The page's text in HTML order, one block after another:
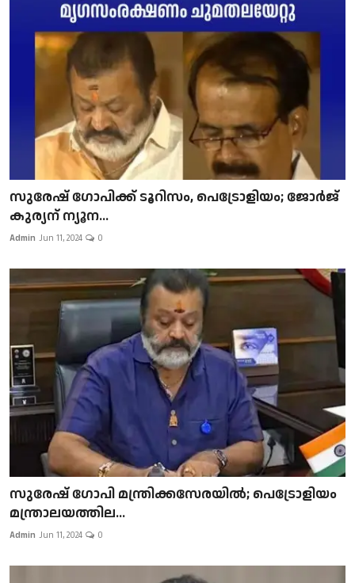
സുരേഷ് ഗോപിക്ക് ടൂറിസം, പെട്രോളിയം; ജോർജ്
കുര്യന് ന്യൂന...
Admin Jun 11, 2024 0
സുരേഷ് ഗോപി മന്ത്രിക്കസേരയിൽ; പെട്രോളിയം
മന്ത്രാലയത്തില...
Admin Jun 11, 2024 0